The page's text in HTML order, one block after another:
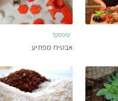
טיפסקל
אבטיח מפתיע